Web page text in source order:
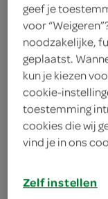
pak een lichte
handig voor
bereid met
handig om uit
geef je
voor
noodzakelijke,
geplaatst.
kun je kiezen
cookie-
toestemming
cookies die wij
vind je in ons
Zelf instellen